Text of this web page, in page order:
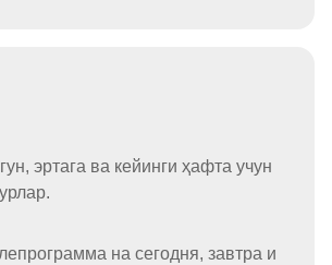
эртага ва кейинги ҳафта учун
на сегодня, завтра и